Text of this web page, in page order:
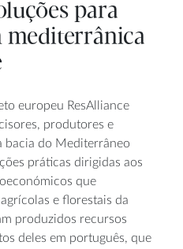
para
mediterrânica
europeu ResAlliance
produtores e
bacia do Mediterrâneo
práticas dirigidas aos
que
e florestais da
produzidos recursos
deles em português, que